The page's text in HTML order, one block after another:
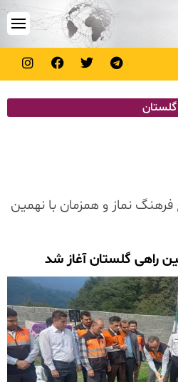
گلستان
نماز و همزمان با نهمین
راهی گلستان آغاز شد